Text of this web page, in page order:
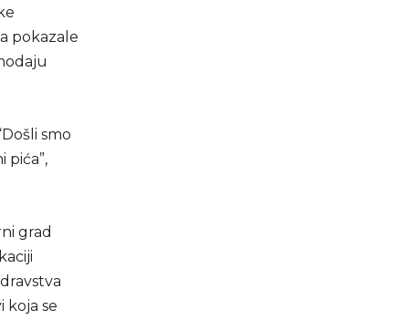
pokazale
smo
pića”,
grad
koja se